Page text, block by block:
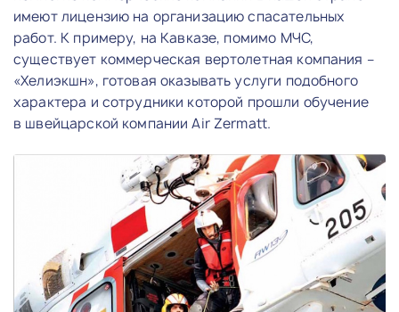
имеют лицензию на организацию спасательных
работ. К примеру, на Кавказе, помимо МЧС,
существует коммерческая вертолетная компания –
«Хелиэкшн», готовая оказывать услуги подобного
характера и сотрудники которой прошли обучение
в швейцарской компании Air Zermatt.